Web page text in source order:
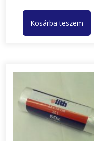
Kosárba teszem